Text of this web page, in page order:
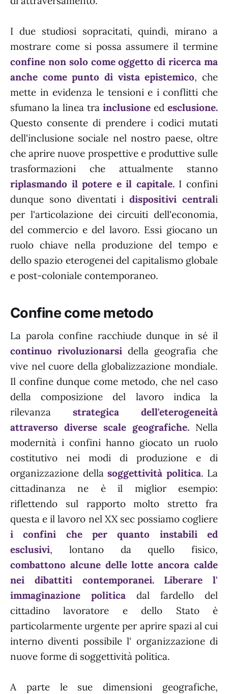
I due studiosi sopracitati, quindi, mirano a
mostrare come si possa assumere il termine
confine non solo come oggetto di ricerca ma
anche come punto di vista epistemico, che
mette in evidenza le tensioni e i conflitti che
sfumano la linea tra inclusione ed esclusione.
Questo consente di prendere i codici mutati
dell'inclusione sociale nel nostro paese, oltre
che aprire nuove prospettive e produttive sulle
trasformazioni che attualmente stanno
riplasmando il potere e il capitale.I confini
dunque sono diventati i dispositivi centrali
per l'articolazione dei circuiti dell'economia,
del commercio e del lavoro. Essi giocano un
ruolo chiave nella produzione del tempo e
dello spazio eterogenei del capitalismo globale
e post-coloniale contemporaneo.
Confine come metodo
La parola confine racchiude dunque in sé il
continuo rivoluzionarsi della geografia che
vive nel cuore della globalizzazione mondiale.
Il confine dunque come metodo, che nel caso
della composizione del lavoro indica la
rilevanza strategica dell'eterogeneità
attraverso diverse scale geografiche. Nella
modernità i confini hanno giocato un ruolo
costitutivo nei modi di produzione e di
organizzazione della soggettività politica. La
cittadinanza ne è il miglior esempio:
riflettendo sul rapporto molto stretto fra
questa e il lavoro nel XX sec possiamo cogliere
i confini che per quanto instabili ed
esclusivi, lontano da quello fisico,
combattono alcune delle lotte ancora calde
nei dibattiti contemporanei.
Liberare l'
immaginazione politica dal fardello del
cittadino lavoratore e dello Stato è
particolarmente urgente per aprire spazi al cui
interno diventi possibile l' organizzazione di
nuove forme di soggettività politica.
A parte le sue dimensioni geografiche,